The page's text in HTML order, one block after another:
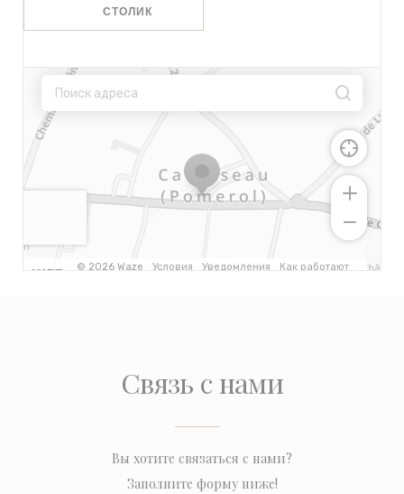
СТОЛИК
Связь с нами
Вы хотите связаться с нами?
Заполните форму ниже!